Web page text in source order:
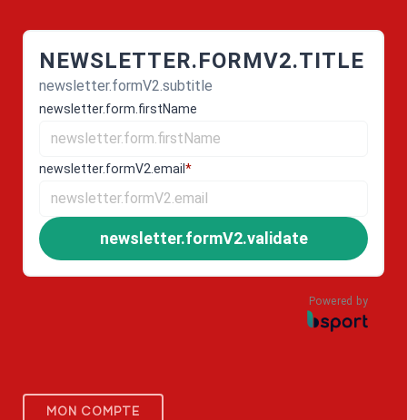
NEWSLETTER.FORMV2.TITLE
newsletter.formV2.subtitle
newsletter.form.firstName
newsletter.formV2.email *
newsletter.formV2.validate
Powered by
MON COMPTE